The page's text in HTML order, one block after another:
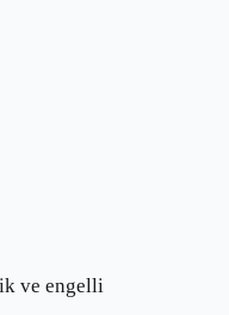
ve engelli